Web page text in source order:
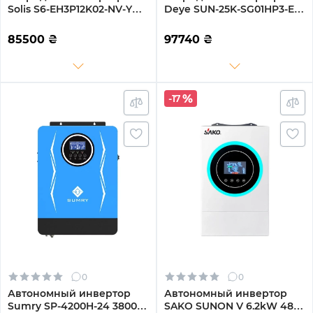
Solis S6-EH3P12K02-NV-YD-
220/380V Трехфазный
85500 ₴
Deye SUN-25K-SG01HP3-EU
Wi-Fi 220/380V
Трехфазный
97740 ₴
0
Автономный инвертор
Sumry SP-4200H-24 3800W
-17
0
Автономный инвертор
SAKO SUNON V 6.2kW 48V